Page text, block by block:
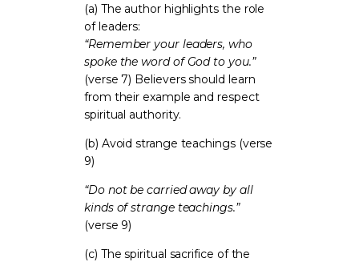
(a) The author highlights the role
of leaders:
“Remember your leaders, who
spoke the word of God to you.”
(verse 7) Believers should learn
from their example and respect
spiritual authority.
(b) Avoid strange teachings (verse
9)
“Do not be carried away by all
kinds of strange teachings.”
(verse 9)
(c) The spiritual sacrifice of the